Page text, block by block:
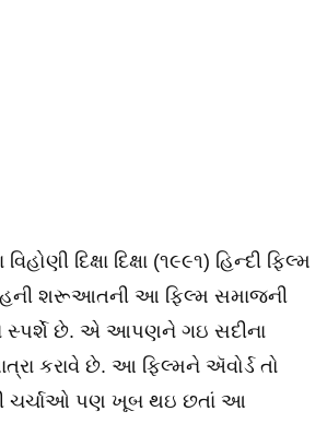
દિક્ષા દિક્ષા (૧૯૯૧) હિન્દી ફિલ્મ
શરૂઆતની આ ફિલ્મ સમાજની
સ્પર્શે છે. એ આપણને ગઇ સદીના
કરાવે છે. આ ફિલ્મને ઍવોર્ડ તો
ચર્ચાઓ પણ ખૂબ થઇ છતાં આ